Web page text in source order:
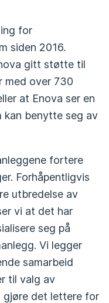
for
siden 2016.
gitt støtte til
med over 730
at Enova ser en
benytte seg av
fortere
Forhåpentligvis
utbredelse av
vi at det har
seg på
Vi legger
samarbeid
til valg av
gjøre det lettere for